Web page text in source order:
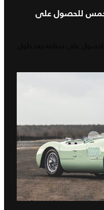
متحمس للحصول على